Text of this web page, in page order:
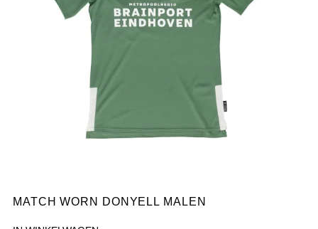
MATCH WORN DONYELL MALEN